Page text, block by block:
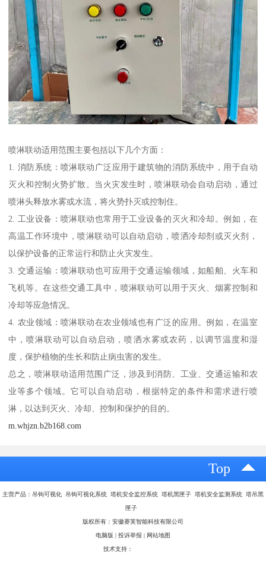
喷淋联动适用范围主要包括以下几个方面：
1. 消防系统：喷淋联动广泛应用于建筑物的消防系统中，用于自动
灭火和控制火势扩散。当火灾发生时，喷淋联动会自动启动，通过
喷淋头释放水雾或水流，将火势扑灭或控制住。
2. 工业设备：喷淋联动也常用于工业设备的灭火和冷却。例如，在
高温工作环境中，喷淋联动可以自动启动，喷洒冷却剂或灭火剂，
以保护设备的正常运行和防止火灾发生。
3. 交通运输：喷淋联动也可应用于交通运输领域，如船舶、火车和
飞机等。在这些交通工具中，喷淋联动可以用于灭火、烟雾控制和
冷却等应急情况。
4. 农业领域：喷淋联动在农业领域也有广泛的应用。例如，在温室
中，喷淋联动可以自动启动，喷洒水雾或农药，以调节温度和湿
度，保护植物的生长和防止病虫害的发生。
总之，喷淋联动适用范围广泛，涉及到消防、工业、交通运输和农
业等多个领域。它可以自动启动，根据特定的条件和需求进行喷
淋，以达到灭火、冷却、控制和保护的目的。
m.whjzn.b2b168.com
Top
主营产品：吊钩可视化 吊钩可视化系统 塔机安全监控系统 塔机黑匣子 塔机安全监测系统 塔吊黑
匣子
版权所有：安徽赛芙智能科技有限公司
电脑版 | 投诉举报 | 网站地图
技术支持：